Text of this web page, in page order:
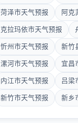
菏泽市天气预报 阿克
克拉玛依市天气预报
忻州市天气预报 新竹
漯河市天气预报 宜昌
内江市天气预报 吕梁
新竹市天气预报 新乡